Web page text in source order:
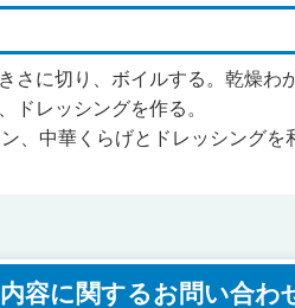
さに切り、ボイルする。乾燥
ドレッシングを作る。
、中華くらげとドレッシングを
容に関するお問い合わ